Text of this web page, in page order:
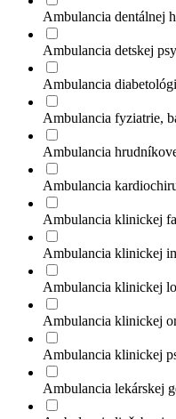
Ambulancia dentálnej
Ambulancia detskej
Ambulancia
Ambulancia fyziatrie,
Ambulancia
Ambulancia
Ambulancia klinickej
Ambulancia klinickej
Ambulancia klinickej
Ambulancia klinickej
Ambulancia klinickej
Ambulancia lekárskej